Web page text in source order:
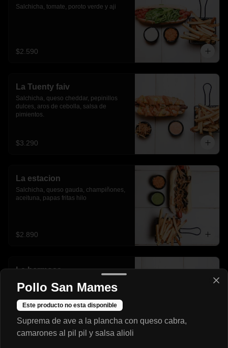
Salchicha, tomate, poroto verde y aji
$2.590
La Tuenty faiv
Salchicha, queso cheddar, pepinillos
dulces, aros de cebolla, salsa de
pimientos.
$3.290
La estacion
Salchicha, queso gauda, champiñones,
aceituna, papas fritas hilo
$2.890
La hermosa
Salchicha, cebolla caramelizada,
champiñones salteados, tocino, salsa
$2.990
Pollo San Mames
Este producto no esta disponible
Suprema de ave a la plancha con queso cabra,
camarones al pil pil y salsa alioli